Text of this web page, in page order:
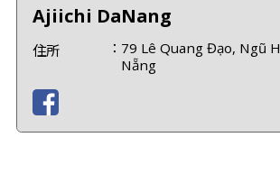
Ajiichi DaNang
住所
79 Lê Quang Đạo, Ngũ
Nẵng